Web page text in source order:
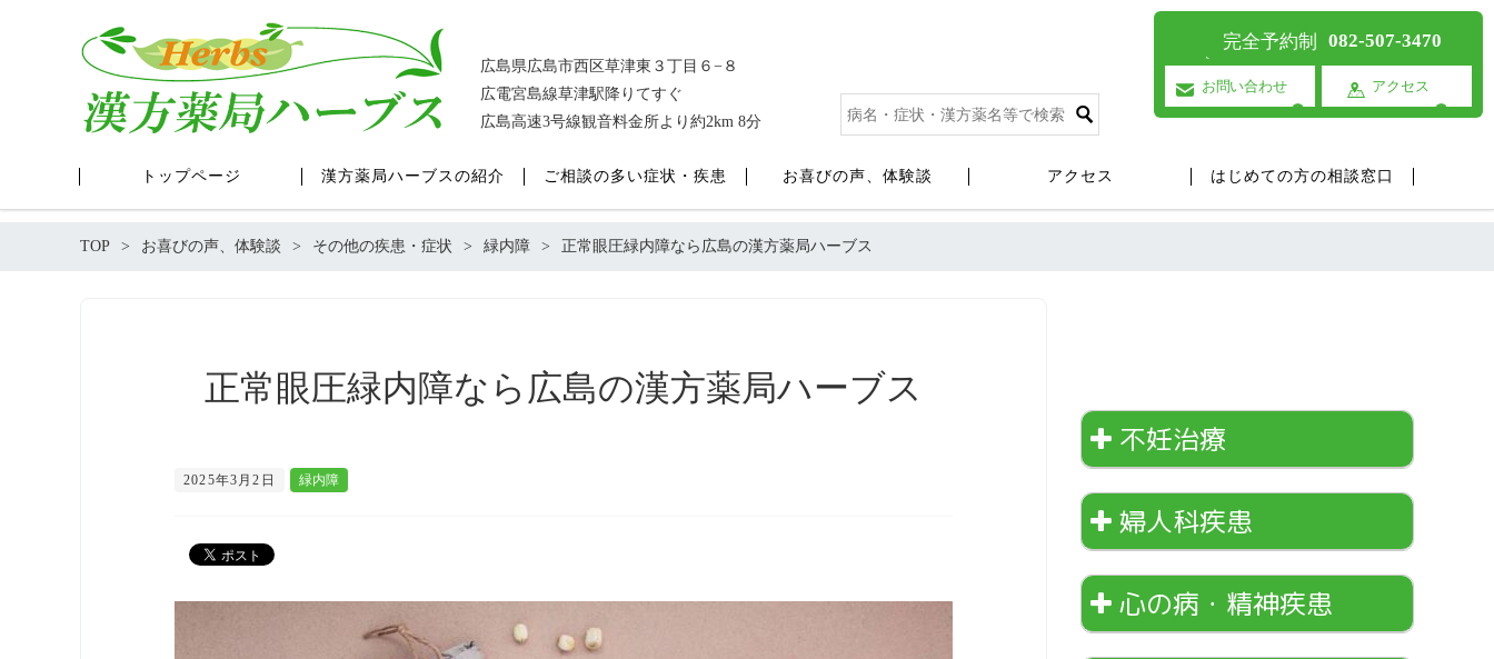
広島県広島市西区草津東３丁目６−８
広電宮島線草津駅降りてすぐ
広島高速3号線観音料金所より約2km 8分
完全予約制 082-507-3470
お問い合わせ アクセス
トップページ 漢方薬局ハーブスの紹介 ご相談の多い症状・疾患 お喜びの声、体験談 アクセス はじめての方の相談窓口
TOP お喜びの声、体験談 その他の疾患・症状 緑内障 正常眼圧緑内障なら広島の漢方薬局ハーブス
正常眼圧緑内障なら広島の漢方薬局ハーブス
2025年3月2日 緑内障
不妊治療
婦人科疾患
心の病・精神疾患